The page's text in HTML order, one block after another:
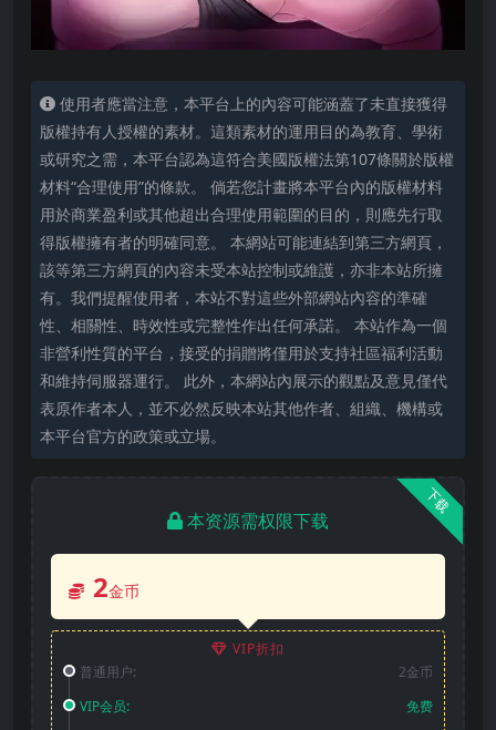
使用者應當注意，本平台上的內容可能涵蓋了未直接獲得
版權持有人授權的素材。這類素材的運用目的為教育、學術
或研究之需，本平台認為這符合美國版權法第107條關於版權
材料“合理使用”的條款。 倘若您計畫將本平台內的版權材料
用於商業盈利或其他超出合理使用範圍的目的，則應先行取
得版權擁有者的明確同意。 本網站可能連結到第三方網頁，
該等第三方網頁的內容未受本站控制或維護，亦非本站所擁
有。我們提醒使用者，本站不對這些外部網站內容的準確
性、相關性、時效性或完整性作出任何承諾。 本站作為一個
非營利性質的平台，接受的捐贈將僅用於支持社區福利活動
和維持伺服器運行。 此外，本網站內展示的觀點及意見僅代
表原作者本人，並不必然反映本站其他作者、組織、機構或
本平台官方的政策或立場。
下载
本资源需权限下载
2金币
VIP折扣
普通用户:
2金币
VIP会员:
免费